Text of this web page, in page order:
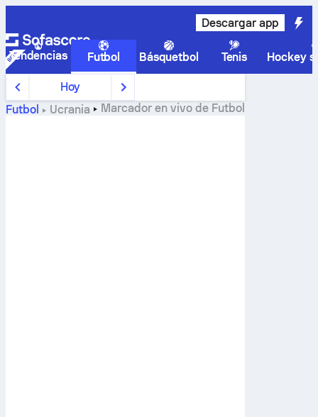
Descargar app
Tendencias Futbol Básquetbol Tenis Hockey
Hoy
Futbol
Ucrania Marcador en vivo de Futbol